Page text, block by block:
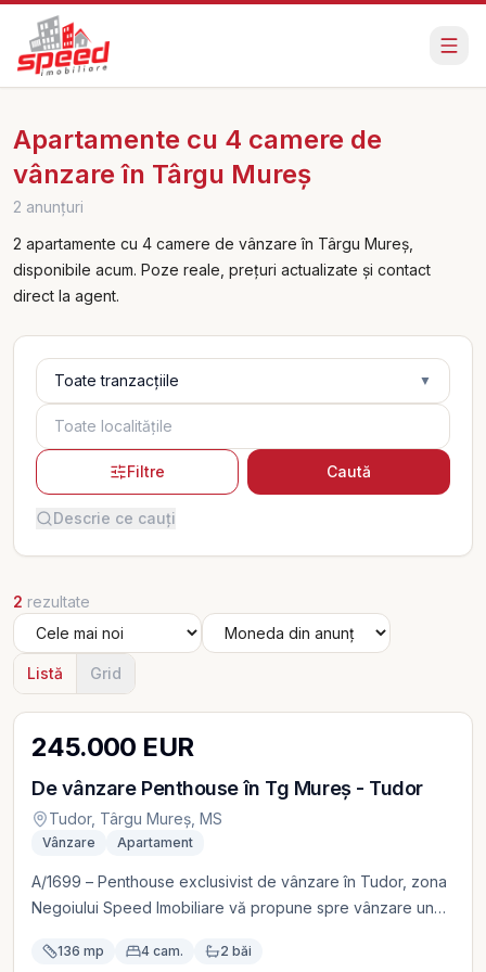
Apartamente cu 4 camere de
vânzare în Târgu Mureș
2 anunțuri
2 apartamente cu 4 camere de vânzare în Târgu Mureș,
disponibile acum. Poze reale, prețuri actualizate și contact
direct la agent.
Tranzacție
Toate tranzacțiile ▼
Localități
Filtre Caută
Descrie ce cauți
2 rezultate
Listă Grid
Video
245.000 EUR
De vânzare Penthouse în Tg Mureș - Tudor
Tudor, Târgu Mureș, MS
Vânzare Apartament
A/1699 – Penthouse exclusivist de vânzare în Tudor, zona
Negoiului Speed Imobiliare vă propune spre vânzare un
Negoiului, o locație apreciată pentru accesibilitate și
136 mp 4 cam. 2 băi